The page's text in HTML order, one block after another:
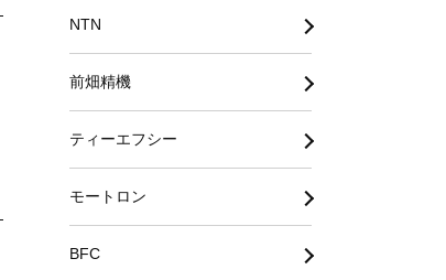
NTN
前畑精機
ティーエフシー
モートロン
BFC